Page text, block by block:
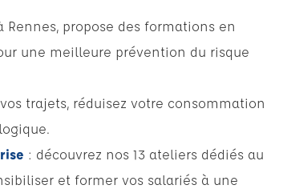
Rennes, propose des formations en
une meilleure prévention du risque
trajets, réduisez votre consommation
: découvrez nos 13 ateliers dédiés au
et former vos salariés à une